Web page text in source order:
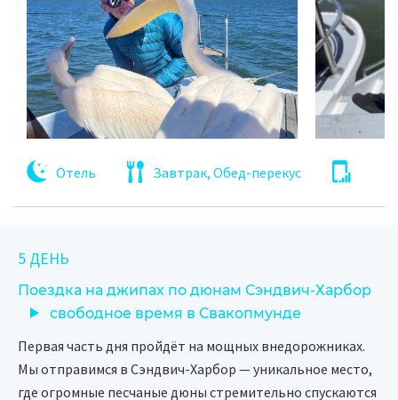
Отель Завтрак, Обед-перекус
5 ДЕНЬ
Поездка на джипах по дюнам Сэндвич-Харбор
свободное время в Свакопмунде
Первая часть дня пройдёт на мощных внедорожниках.
Мы отправимся в Сэндвич-Харбор — уникальное место,
где огромные песчаные дюны стремительно спускаются